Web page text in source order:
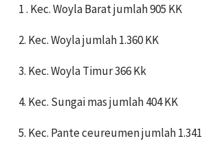
1 . Kec. Woyla Barat jumlah 905 KK
2. Kec. Woyla jumlah 1.360 KK
3. ⁠Kec. Woyla Timur 366 Kk
4. ⁠Kec. Sungai mas jumlah 404 KK
5. ⁠Kec. Pante ceureumen jumlah